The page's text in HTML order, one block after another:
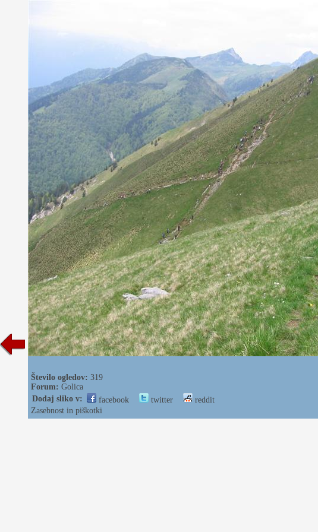
Število ogledov: 319
Forum: Golica
Dodaj sliko v:
facebook twitter
reddit
Zasebnost in piškotki